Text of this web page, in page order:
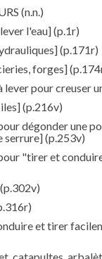
(n.n.)
l'eau](p.1r)
(p.171r)
forges]
pour creuser
(p.216v)
dégonder une
serrure](p.253v)
"tirer et
(p.302v)
et tirer